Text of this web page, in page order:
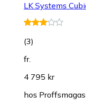
LK Systems
(3)
fr.
4 795 kr
hos